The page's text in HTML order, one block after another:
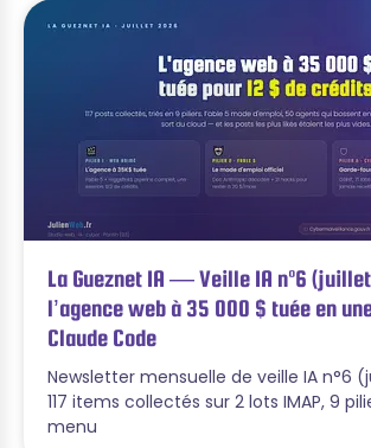
La Gueznet IA — Veille IA n°6
l’agence web à 35 000 $ tuée en
Claude Code
Newsletter mensuelle de veille IA n°6
117 items collectés sur 2 lots IMAP, 9
menu